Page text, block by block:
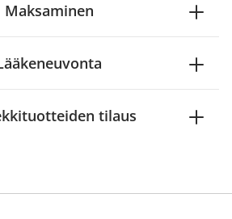
Maksaminen
tilaus